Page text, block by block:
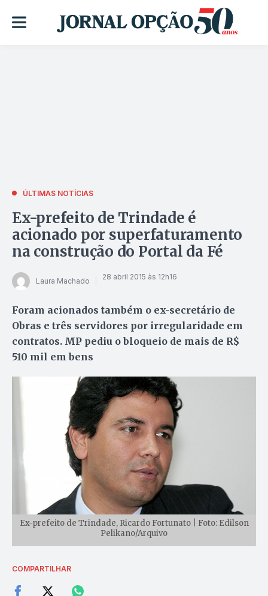
ÚLTIMAS NOTÍCIAS
Ex-prefeito de Trindade é
acionado por superfaturamento
na construção do Portal da Fé
Laura Machado 28 abril 2015 às 12h16
Foram acionados também o ex-secretário de
Obras e três servidores por irregularidade em
contratos. MP pediu o bloqueio de mais de R$
510 mil em bens
Ex-prefeito de Trindade, Ricardo Fortunato | Foto: Edilson
Pelikano/Arquivo
COMPARTILHAR